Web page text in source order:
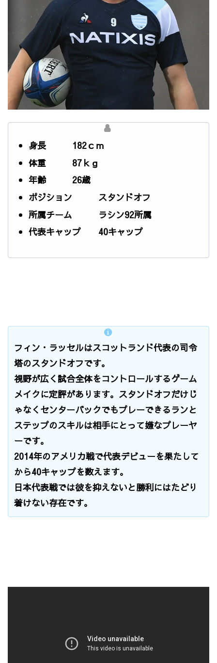
身長 182ｃｍ
体重 87ｋｇ
年齢 26歳
ポジション スタンドオフ
所属チーム ラシン92所属
代表キャップ 40キャップ
フィン・ラッセルはスコットランド代表の司令
塔のスタンドオフです。
視野が広く試合全体をコントロールするゲーム
メイクに定評があります。スタンドオフだけじ
ゃなくセンターバックでもプレーできるランと
ステップのスキルは相手にとって嫌なプレーヤ
ーです。
2014年のアメリカ戦で代表デビューを果たして
から40キャップを数えます。
日本代表戦では彼を抑えないと勝利にはたどり
着けない存在です。